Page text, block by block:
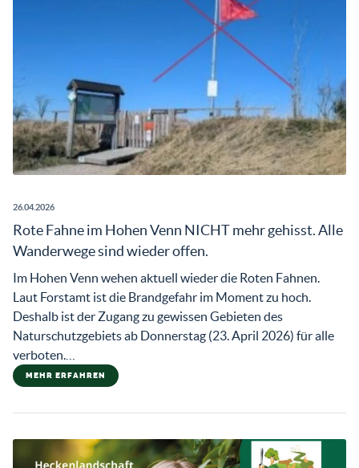
26.04.2026
Rote Fahne im Hohen Venn NICHT mehr gehisst. Alle
Wanderwege sind wieder offen.
Im Hohen Venn wehen aktuell wieder die Roten Fahnen.
Laut Forstamt ist die Brandgefahr im Moment zu hoch.
Deshalb ist der Zugang zu gewissen Gebieten des
Naturschutzgebiets ab Donnerstag (23. April 2026) für alle
verboten.…
MEHR ERFAHREN